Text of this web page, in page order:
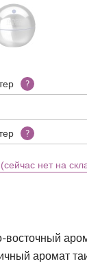
?
?
нет на
восточный
аромат